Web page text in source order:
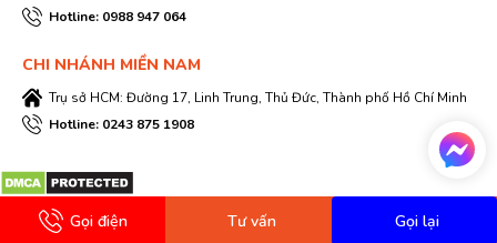
Hotline: 0988 947 064
CHI NHÁNH MIỀN NAM
Trụ sở HCM: Đường 17, Linh Trung, Thủ Đức, Thành phố Hồ Chí Minh
Hotline: 0243 875 1908
Gọi điện Tư vấn Gọi lại